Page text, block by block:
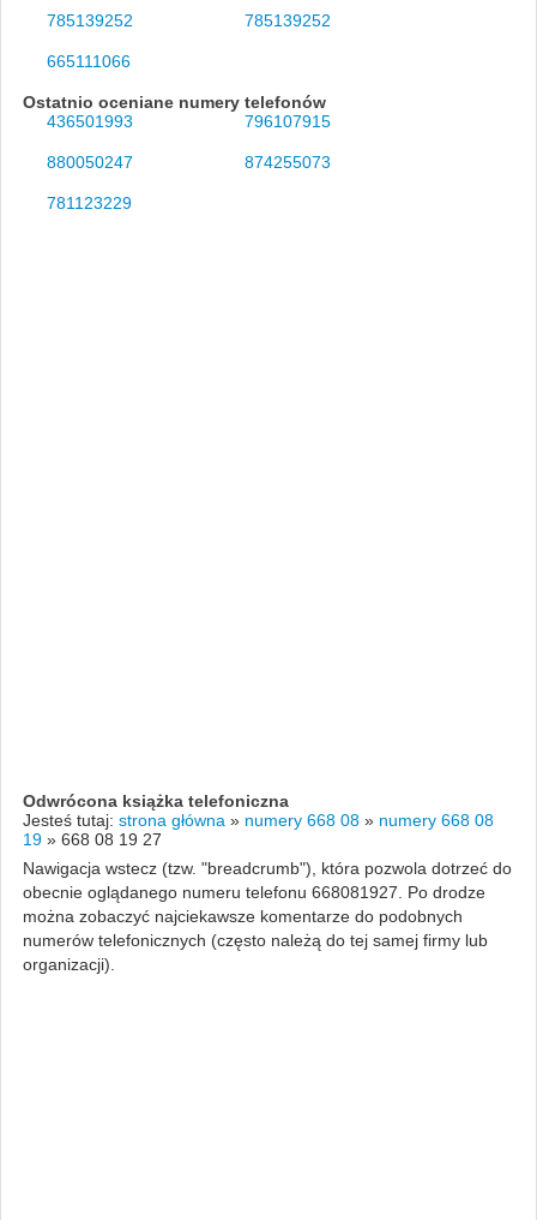
785139252 785139252
665111066
Ostatnio oceniane numery telefonów
436501993
796107915
880050247 874255073
781123229
Odwrócona książka telefoniczna
Jesteś tutaj: strona główna » numery 668 08 » numery 668 08
19 » 668 08 19 27
Nawigacja wstecz (tzw. "breadcrumb"), która pozwola dotrzeć do
obecnie oglądanego numeru telefonu 668081927. Po drodze
można zobaczyć najciekawsze komentarze do podobnych
numerów telefonicznych (często należą do tej samej firmy lub
organizacji).